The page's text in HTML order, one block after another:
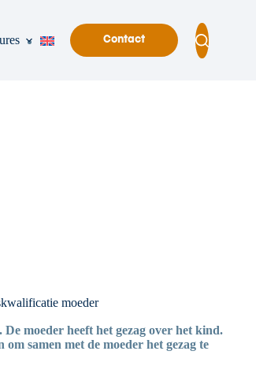
Contact
moeder
moeder heeft het gezag over het kind.
samen met de moeder het gezag te